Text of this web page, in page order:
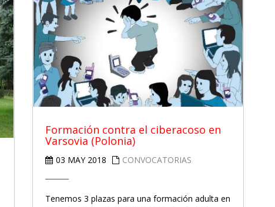
Formación contra el ciberacoso en
Varsovia (Polonia)
03 MAY 2018 CONVOCATORIAS
Tenemos 3 plazas para una formación adulta en